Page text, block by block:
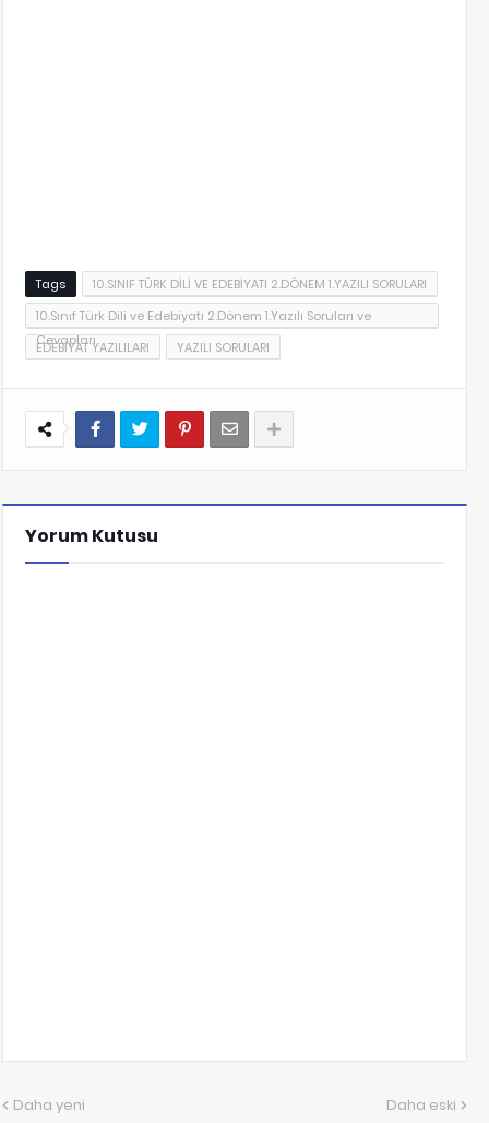
Tags
10.SINIF TÜRK DİLİ VE EDEBİYATI 2.DÖNEM 1.YAZILI SORULARI
10.Sınıf Türk Dili ve Edebiyatı 2.Dönem 1.Yazılı Soruları ve
Cevapları
EDEBİYAT YAZILILARI YAZILI SORULARI
Yorum Kutusu
Daha yeni Daha eski